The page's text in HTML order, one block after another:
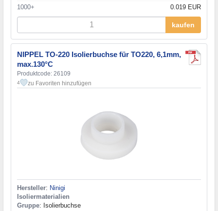
1000+
0.019 EUR
kaufen
NIPPEL TO-220 Isolierbuchse für TO220, 6,1mm,
max.130°C
Produktcode: 26109
4 zu Favoriten hinzufügen
Hersteller: Ninigi
Isoliermaterialien
Gruppe: Isolierbuchse